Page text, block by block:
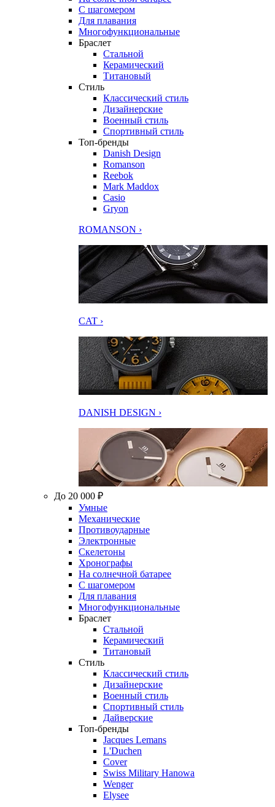
С шагомером
Для плавания
Многофункциональные
Браслет
Стальной
Керамический
Титановый
Стиль
Классический стиль
Дизайнерские
Военный стиль
Спортивный стиль
Топ-бренды
Danish Design
Romanson
Reebok
Mark Maddox
Casio
Gryon
ROMANSON ›
CAT ›
DANISH DESIGN ›
До 20 000 ₽
Умные
Механические
Противоударные
Электронные
Скелетоны
Хронографы
На солнечной батарее
С шагомером
Для плавания
Многофункциональные
Браслет
Стальной
Керамический
Титановый
Стиль
Классический стиль
Дизайнерские
Военный стиль
Спортивный стиль
Дайверские
Топ-бренды
Jacques Lemans
L'Duchen
Cover
Swiss Military Hanowa
Wenger
Elysee